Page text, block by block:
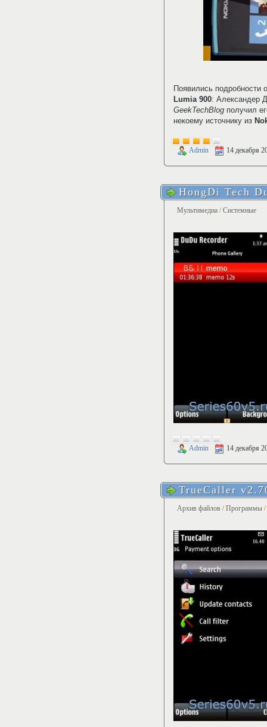
Появились
Lumia 900: Александер
GeekTechBlog получил
некоему источнику из
Admin 14 декабря
HongDi Tech
Мультимедиа /Системные
Admin 14 декабря
TrueCaller
Архив файлов /Программы /